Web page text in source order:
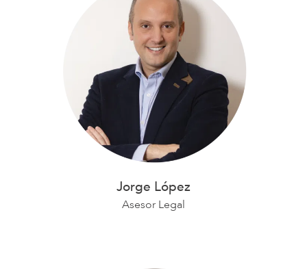
Jorge López
Asesor Legal